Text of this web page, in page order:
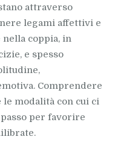
attraverso
legami affettivi e
nella coppia, in
e spesso
Comprendere
modalità con cui ci
per favorire